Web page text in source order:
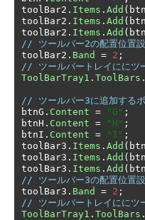
toolBar2 . Items . Add (
toolBar2 . Items . Add (
toolBar2 . Items . Add (
// ツールバー2の配置位置設
toolBar2 . Band = 2 ;
// ツールバートレイににツ
ToolBarTray1 . ToolBars .
// ツールバー3に追加する
btnG . Content = "G" ;
btnH . Content = "H" ;
btnI . Content = "I" ;
toolBar3 . Items . Add (
toolBar3 . Items . Add (
toolBar3 . Items . Add (
// ツールバー3の配置位置設
toolBar3 . Band = 2 ;
// ツールバートレイににツ
ToolBarTray1 . ToolBars .